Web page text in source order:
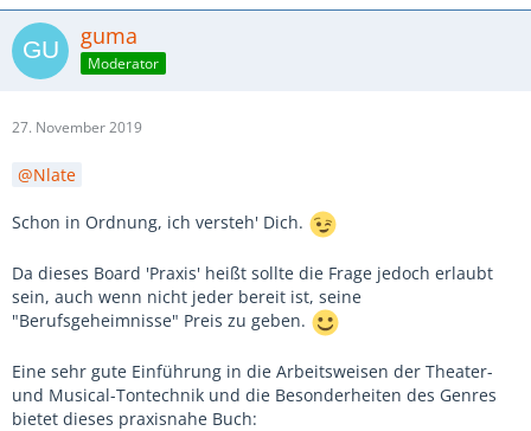
guma
Moderator
27. November 2019
Nlate
Schon in Ordnung, ich versteh' Dich.
Da dieses Board 'Praxis' heißt sollte die Frage jedoch erlaubt
sein, auch wenn nicht jeder bereit ist, seine
"Berufsgeheimnisse" Preis zu geben.
Eine sehr gute Einführung in die Arbeitsweisen der Theater-
und Musical-Tontechnik und die Besonderheiten des Genres
bietet dieses praxisnahe Buch: